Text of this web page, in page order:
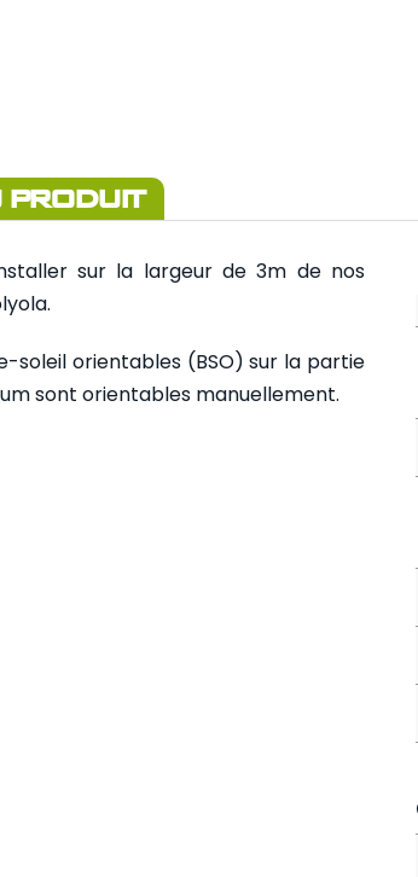
sur la largeur de 3m de nos
soleil orientables (BSO) sur la partie
sont orientables manuellement.